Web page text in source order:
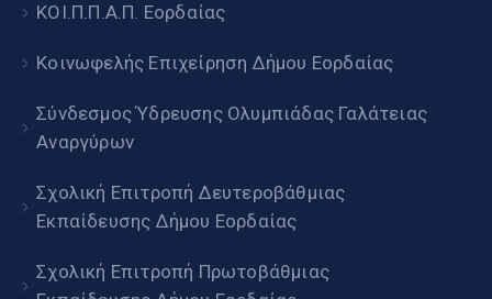
ΚΟΙ.Π.Π.Α.Π. Εορδαίας
Κοινωφελής Επιχείρηση Δήμου Εορδαίας
Σύνδεσμος Ύδρευσης Ολυμπιάδας Γαλάτειας
Αναργύρων
Σχολική Επιτροπή Δευτεροβάθμιας
Εκπαίδευσης Δήμου Εορδαίας
Σχολική Επιτροπή Πρωτοβάθμιας